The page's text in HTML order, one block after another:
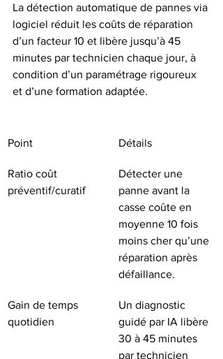
La détection automatique de pannes via
logiciel réduit les coûts de réparation
d’un facteur 10 et libère jusqu’à 45
minutes par technicien chaque jour, à
condition d’un paramétrage rigoureux
et d’une formation adaptée.
Point Détails
Ratio coût
préventif/curatif
Détecter une
panne avant la
casse coûte en
moyenne 10 fois
moins cher qu’une
réparation après
défaillance.
Gain de temps
quotidien
Un diagnostic
guidé par IA libère
30 à 45 minutes
par technicien